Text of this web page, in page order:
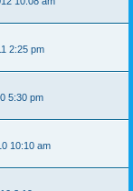
2:25 pm
5:30 pm
10:10 am